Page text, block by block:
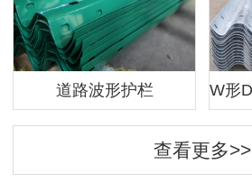
道路波形护栏
查看更多>>